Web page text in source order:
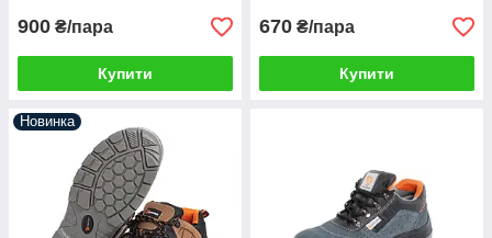
900 ₴/пара
Купити
670 ₴/пара
Купити
Новинка